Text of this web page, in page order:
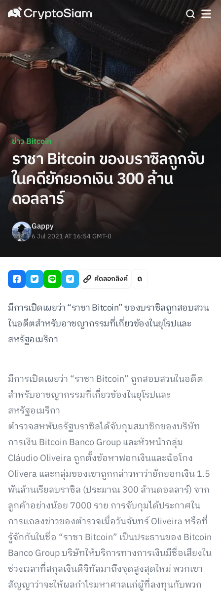
ข่าว Bitcoin
ราชา Bitcoin ของบราซิลถูกจับ
ในคดียักยอกเงิน 300 ล้าน
ดอลลาร์
Gappy
6 Jul 2021 AT 16:54 GMT-0
คัดลอกลิงค์
มีการเปิดเผยว่า “ราชา Bitcoin” ของบราซิลถูกสอบสวน
ในอดีตสำหรับอาชญากรรมที่เกี่ยวข้องในยุโรปและ
สหรัฐอเมริกา
มีการเปิดเผยว่า “ราชา Bitcoin” ถูกสอบสวนในอดีต
สำหรับอาชญากรรมที่เกี่ยวข้องในยุโรปและ
สหรัฐอเมริกา
ตำรวจสหพันธรัฐบราซิลได้จับกุมสมาชิกของบริษัท
การเงิน Bitcoin Banco Group และหัวหน้ากลุ่ม
Cláudio Oliveira ถูกตั้งข้อหาฟอกเงินและฉ้อโกง
Olivera และกลุ่มของเขาถูกกล่าวหาว่ายักยอกเงิน 1.5
พันล้านเรียลบราซิล (ประมาณ 300 ล้านดอลลาร์) จาก
ลูกค้าอย่างน้อย 7000 ราย การจับกุมได้ประกาศใน
การแถลงข่าวของตำรวจเมื่อวันจันทร์ Oliveira หรือที่
รู้จักกันในชื่อ “ราชา Bitcoin” เป็นประธานของ Bitcoin
Banco Group บริษัทให้บริการทางการเงินมีชื่อเสียงใน
ช่วงเวลาที่สกุลเงินดิจิทัลมาถึงจุดสูงสุดใหม่ พวกเขา
สัญญาว่าจะให้ผลกำไรมหาศาลแก่ผู้ที่ลงทุนกับพวก